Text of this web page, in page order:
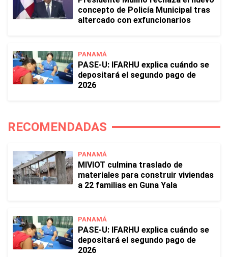
concepto de Policía Municipal tras
altercado con exfuncionarios
PANAMÁ
PASE-U: IFARHU explica cuándo se
depositará el segundo pago de
2026
RECOMENDADAS
PANAMÁ
MIVIOT culmina traslado de
materiales para construir viviendas
a 22 familias en Guna Yala
PANAMÁ
PASE-U: IFARHU explica cuándo se
depositará el segundo pago de
2026